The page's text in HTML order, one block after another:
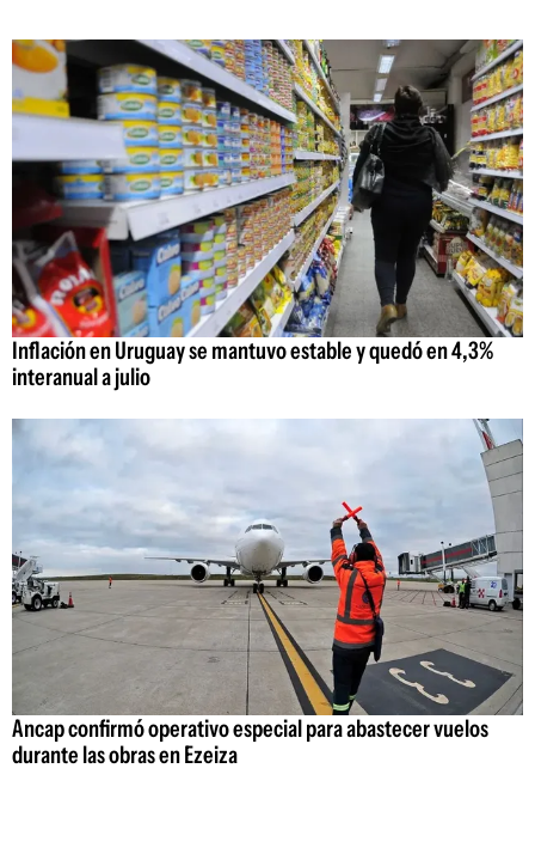
Inflación en Uruguay se mantuvo estable y quedó en 4,3%
interanual a julio
Ancap confirmó operativo especial para abastecer vuelos
durante las obras en Ezeiza